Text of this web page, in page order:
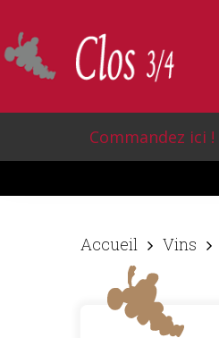
main
content
Commandez ici !
Accueil Vins